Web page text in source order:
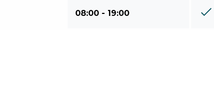
08:00 - 19:00